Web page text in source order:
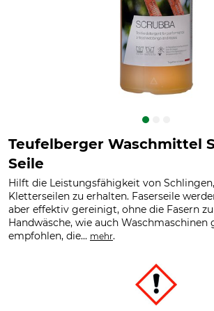
Teufelberger Waschmittel
Seile
Hilft die Leistungsfähigkeit von
Kletterseilen zu erhalten. Faserseile
aber effektiv gereinigt, ohne die Fasern
Handwäsche, wie auch Waschmaschinen
empfohlen, die... mehr.